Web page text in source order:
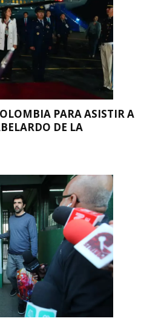
PARA ASISTIR A
DE LA